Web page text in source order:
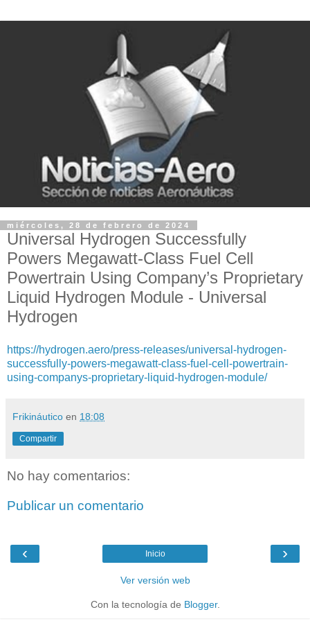
miércoles, 28 de febrero de 2024
Universal Hydrogen Successfully
Powers Megawatt-Class Fuel Cell
Powertrain Using Company’s Proprietary
Liquid Hydrogen Module - Universal
Hydrogen
https://hydrogen.aero/press-releases/universal-hydrogen-
successfully-powers-megawatt-class-fuel-cell-powertrain-
using-companys-proprietary-liquid-hydrogen-module/
Frikináutico en 18:08
Compartir
No hay comentarios:
Publicar un comentario
‹ ›
Inicio
Ver versión web
Con la tecnología de Blogger.